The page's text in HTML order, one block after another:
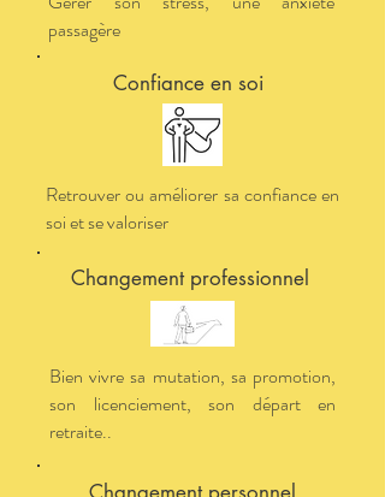
passagère
Confiance en soi
Retrouver ou améliorer sa confiance en
soi et se valoriser
Changement professionnel
Bien vivre sa mutation, sa promotion,
son licenciement, son départ en
retraite..